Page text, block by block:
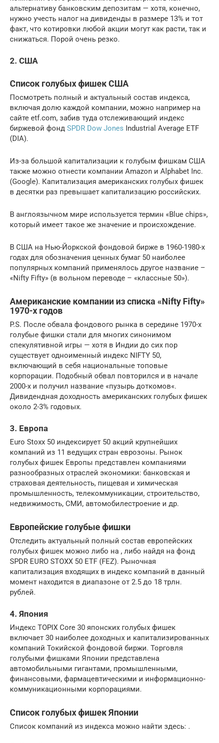
альтернативу банковским депозитам — хотя, конечно,
нужно учесть налог на дивиденды в размере 13% и тот
факт, что котировки любой акции могут как расти, так и
снижаться. Порой очень резко.
2. США
Список голубых фишек США
Посмотреть полный и актуальный состав индекса,
включая долю каждой компании, можно например на
сайте etf.com, забив туда отслеживающий индекс
биржевой фонд SPDR Dow Jones Industrial Average ETF
(DIA).
Из-за большой капитализации к голубым фишкам США
также можно отнести компании Amazon и Alphabet Inc.
(Google). Капитализация американских голубых фишек
в десятки раз превышает капитализацию российских.
В англоязычном мире используется термин «Blue chips»,
который имеет такое же значение и происхождение.
В США на Нью-Йоркской фондовой бирже в 1960-1980-х
годах для обозначения ценных бумаг 50 наиболее
популярных компаний применялось другое название –
«Nifty Fifty» (в вольном переводе – «классные 50»).
Американские компании из списка «Nifty Fifty»
1970-х годов
P.S. После обвала фондового рынка в середине 1970-х
голубые фишки стали для многих синонимом
спекулятивной игры — хотя в Индии до сих пор
существует одноименный индекс NIFTY 50,
включающий в себя национальные топовые
корпорации. Подобный обвал повторился и в начале
2000-х и получил название «пузырь доткомов«.
Дивидендная доходность американских голубых фишек
около 2-3% годовых.
3. Европа
Euro Stoxx 50 индексирует 50 акций крупнейших
компаний из 11 ведущих стран еврозоны. Рынок
голубых фишек Европы представлен компаниями
разнообразных отраслей экономики: банковская и
страховая деятельность, пищевая и химическая
промышленность, телекоммуникации, строительство,
недвижимость, СМИ, автомобилестроение и др.
Европейские голубые фишки
Отследить актуальный полный состав европейских
голубых фишек можно либо на , либо найдя на фонд
SPDR EURO STOXX 50 ETF (FEZ). Рыночная
капитализация входящих в индекс компаний в данный
момент находится в диапазоне от 2.5 до 18 трлн.
рублей.
4. Япония
Индекс TOPIX Core 30 японских голубых фишек
включает 30 наиболее доходных и капитализированных
компаний Токийской фондовой биржи. Торговля
голубыми фишками Японии представлена
автомобильными гигантами, промышленными,
финансовыми, фармацевтическими и информационно-
коммуникационными корпорациями.
Список голубых фишек Японии
Список компаний из индекса можно найти здесь: .